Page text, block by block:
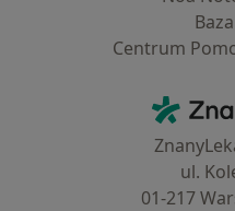
Centrum
ul.
01-217